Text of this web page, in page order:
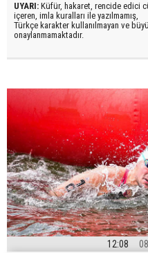
UYARI: Küfür, hakaret, rencide edici
içeren, imla kuralları ile yazılmamış,
Türkçe karakter kullanılmayan ve
onaylanmamaktadır.
12:08